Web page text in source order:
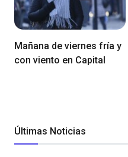
Mañana de viernes fría y
con viento en Capital
Últimas Noticias